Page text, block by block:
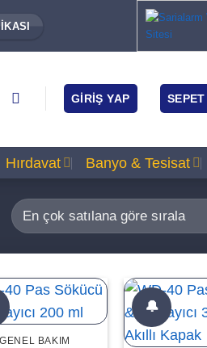
GIRIŞ YAP
Hırdavat Banyo & Tesisat
GENEL BAKIM
🔔